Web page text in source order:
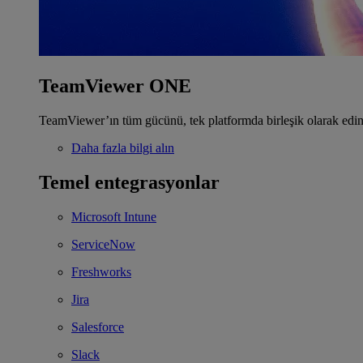
TeamViewer ONE
TeamViewer’ın tüm gücünü, tek platformda birleşik olarak
Daha fazla bilgi alın
Temel entegrasyonlar
Microsoft Intune
ServiceNow
Freshworks
Jira
Salesforce
Slack